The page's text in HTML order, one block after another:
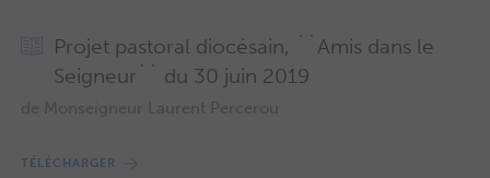
Projet pastoral diocésain, ``Amis dans le
Seigneur`` du 30 juin 2019
de Monseigneur Laurent Percerou
TÉLÉCHARGER